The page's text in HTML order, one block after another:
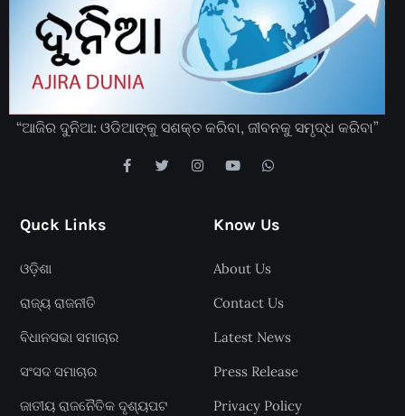
“ଆଜିର ଦୁନିଆ: ଓଡିଆଙ୍କୁ ସଶକ୍ତ କରିବା, ଜୀବନକୁ ସମୃଦ୍ଧ କରିବା”
Quck Links
ଓଡ଼ିଶା
ରାଜ୍ୟ ରାଜନୀତି
ବିଧାନସଭା ସମାଚାର
ସଂସଦ ସମାଚାର
ଜାତୀୟ ରାଜନୈତିକ ଦୃଶ୍ୟପଟ
Know Us
About Us
Contact Us
Latest News
Press Release
Privacy Policy